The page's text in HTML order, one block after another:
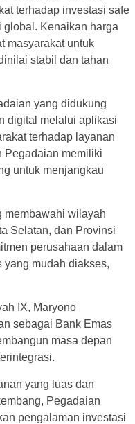
terhadap investasi safe
global. Kenaikan harga
masyarakat untuk
stabil dan tahan
yang didukung
digital melalui aplikasi
terhadap layanan
Pegadaian memiliki
untuk menjangkau
membawahi wilayah
Selatan, dan Provinsi
perusahaan dalam
yang mudah diakses,
IX, Maryono
sebagai Bank Emas
masa depan
yang luas dan
Pegadaian
pengalaman investasi